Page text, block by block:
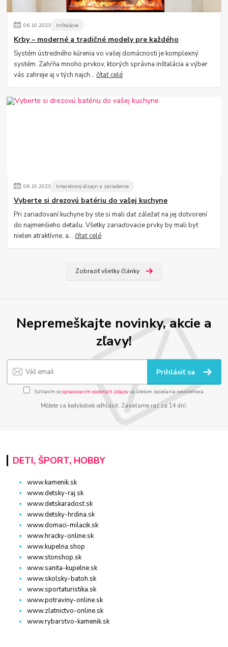
06.10.2023 Inštalácie
Krby – moderné a tradičné modely pre každého
Systém ústredného kúrenia vo vašej domácnosti je komplexný
systém. Zahŕňa mnoho prvkov, ktorých správna inštalácia a výber
vás zahreje aj v tých najch...čítať celé
06.10.2023 Interiérový dizajn a zariadenie
Vyberte si drezovú batériu do vašej kuchyne
Pri zariaďovaní kuchyne by ste si mali dať záležať na jej dotvorení
do najmenšieho detailu. Všetky zariaďovacie prvky by mali byť
nielen atraktívne, a...čítať celé
Zobraziť všetky články
Nepremeškajte novinky, akcie a
zľavy!
Prihlásiť sa
Súhlasím sospracovaním osobných údajov za účelom zasielania newslettera.
Môžete sa kedykoľvek odhlásiť. Zasielame raz za 14 dní.
DETI, ŠPORT, HOBBY
www.kamenik.sk
www.detsky-raj.sk
www.detskaradost.sk
www.detsky-hrdina.sk
www.domaci-milacik.sk
www.hracky-online.sk
www.kupelna.shop
www.stonshop.sk
www.sanita-kupelne.sk
www.skolsky-batoh.sk
www.sportaturistika.sk
www.potraviny-online.sk
www.zlatnictvo-online.sk
www.rybarstvo-kamenik.sk